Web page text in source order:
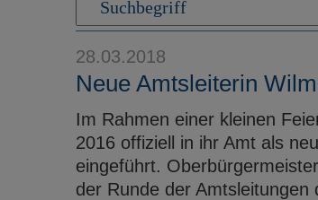
28.03.2018
Neue Amtsleiterin
Im Rahmen einer kleinen
2016 offiziell in ihr Amt als
eingeführt.
der Runde der Amtsleitungen